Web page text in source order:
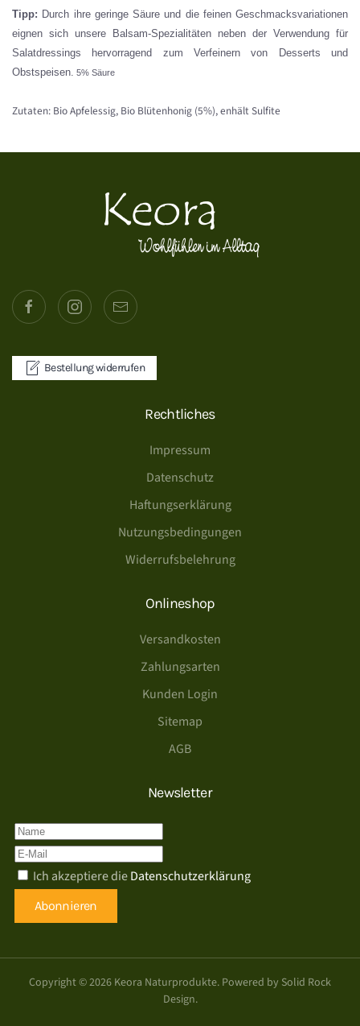
Tipp: Durch ihre geringe Säure und die feinen Geschmacksvariationen
eignen sich unsere Balsam-Spezialitäten neben der Verwendung für
Salatdressings hervorragend zum Verfeinern von Desserts und
Obstspeisen. 5% Säure
Zutaten: Bio Apfelessig, Bio Blütenhonig (5%), enhält Sulfite
Bestellung widerrufen
Rechtliches
Impressum
Datenschutz
Haftungserklärung
Nutzungsbedingungen
Widerrufsbelehrung
Onlineshop
Versandkosten
Zahlungsarten
Kunden Login
Sitemap
AGB
Newsletter
Ich akzeptiere dieDatenschutzerklärung
Abonnieren
Copyright ©2026 Keora Naturprodukte. Powered by Solid Rock
Design.